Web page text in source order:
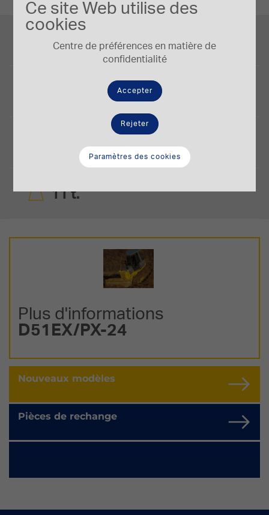
Ce site Web utilise des
cookies
Centre de préférences en matière de
confidentialité
Accepter
Rejeter
Paramètres des cookies
Puissance du moteur
82/110 kW/HP
Capacité de la lame
3.35 x 1.06 (Straight) m x m
11 t.
Plus d'informations
D51EX/PX-24
Nouveaux modèles
Pièces de rechange